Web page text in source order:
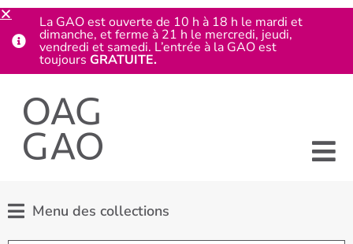
Menu des collections
La GAO est ouverte de 10 h à 18 h le mardi et
dimanche, et ferme à 21 h le mercredi, jeudi,
vendredi et samedi. L’entrée à la GAO est
toujours GRATUITE.